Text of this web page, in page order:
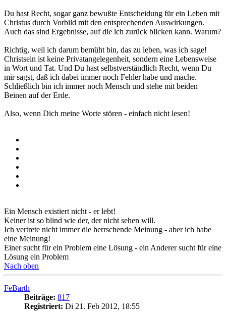
Du hast Recht, sogar ganz bewußte Entscheidung für ein Leben mit
Christus durch Vorbild mit den entsprechenden Auswirkungen.
Auch das sind Ergebnisse, auf die ich zurück blicken kann. Warum?
Richtig, weil ich darum bemüht bin, das zu leben, was ich sage!
Christsein ist keine Privatangelegenheit, sondern eine Lebensweise
in Wort und Tat. Und Du hast selbstverständlich Recht, wenn Du
mir sagst, daß ich dabei immer noch Fehler habe und mache.
Schließlich bin ich immer noch Mensch und stehe mit beiden
Beinen auf der Erde.
Also, wenn Dich meine Worte stören - einfach nicht lesen!
Ein Mensch existiert nicht - er lebt!
Keiner ist so blind wie der, der nicht sehen will.
Ich vertrete nicht immer die herrschende Meinung - aber ich habe
eine Meinung!
Einer sucht für ein Problem eine Lösung - ein Anderer sucht für eine
Lösung ein Problem
Nach oben
FeBarth
Beiträge: 817
Registriert: Di 21. Feb 2012, 18:55